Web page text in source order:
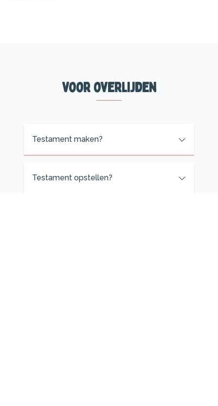
Voor overlijden
Testament maken?
Testament opstellen?